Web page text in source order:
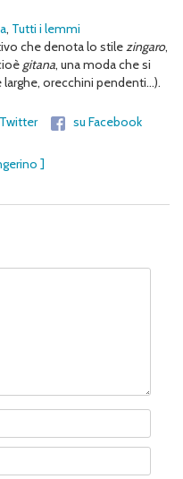
, Tutti i lemmi
che denota lo stilezingaro,
gitana, una moda che si
orecchini pendenti…).
su Facebook
]